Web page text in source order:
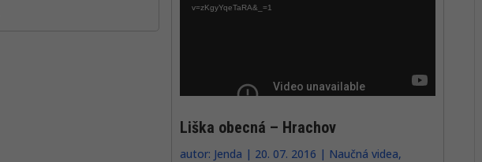
v=zKgyYqeTaRA&_=1
Liška obecná – Hrachov
autor: Jenda | 20. 07. 2016 | Naučná videa,